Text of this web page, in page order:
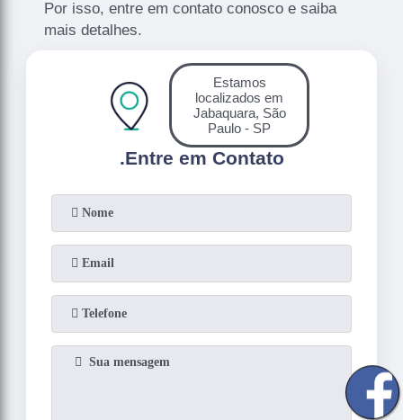
Por isso, entre em contato conosco e saiba
mais detalhes.
.Entre em Contato
Estamos
localizados em
Jabaquara, São
Paulo - SP